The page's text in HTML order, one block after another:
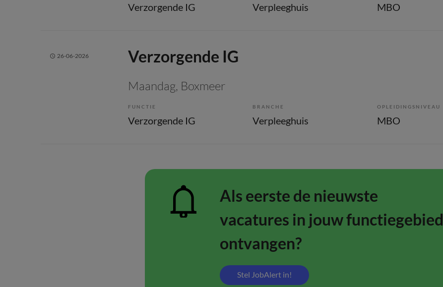
Verzorgende IG Verpleeghuis MBO
26-06-2026 Verzorgende IG
Maandag, Boxmeer
FUNCTIE
Verzorgende IG
BRANCHE
Verpleeghuis
OPLEIDINGSNIVEAU
MBO
Als eerste de nieuwste
vacatures in jouw functiegebied
ontvangen?
Stel JobAlert in!